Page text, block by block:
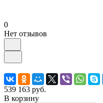
0
Нет отзывов
539 163 руб.
В корзину